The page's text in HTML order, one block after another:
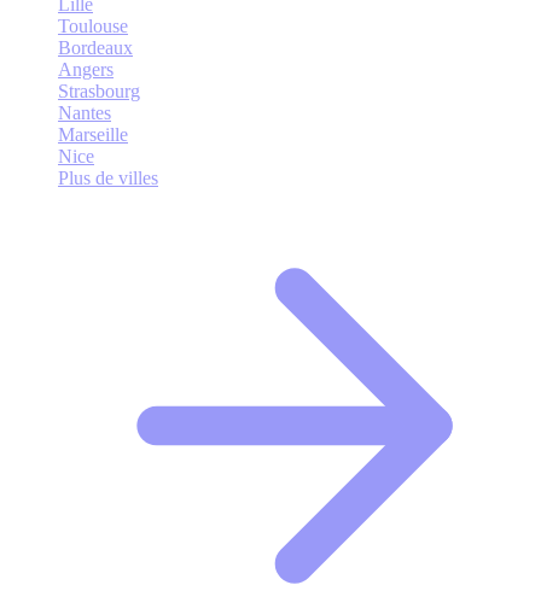
Toulouse
Bordeaux
Angers
Strasbourg
Nantes
Marseille
Nice
Plus de villes